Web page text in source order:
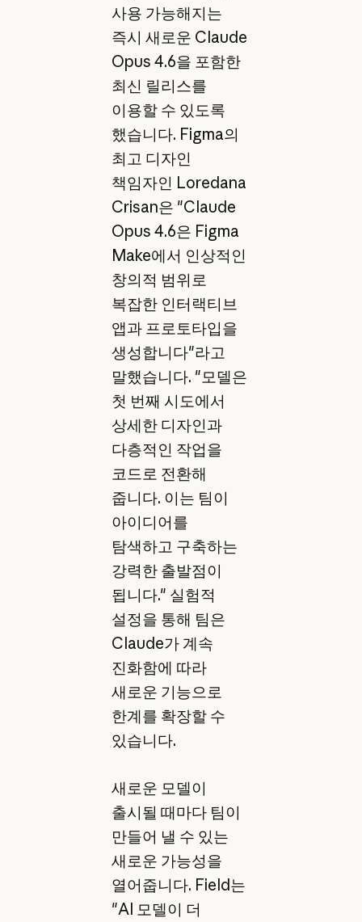
사용 가능해지는
즉시 새로운 Claude
Opus 4.6을 포함한
최신 릴리스를
이용할 수 있도록
했습니다. Figma의
최고 디자인
책임자인 Loredana
Crisan은 "Claude
Opus 4.6은 Figma
Make에서 인상적인
창의적 범위로
복잡한 인터랙티브
앱과 프로토타입을
생성합니다"라고
말했습니다. "모델은
첫 번째 시도에서
상세한 디자인과
다층적인 작업을
코드로 전환해
줍니다. 이는 팀이
아이디어를
탐색하고 구축하는
강력한 출발점이
됩니다." 실험적
설정을 통해 팀은
Claude가 계속
진화함에 따라
새로운 기능으로
한계를 확장할 수
있습니다.
새로운 모델이
출시될 때마다 팀이
만들어 낼 수 있는
새로운 가능성을
열어줍니다. Field는
"AI 모델이 더